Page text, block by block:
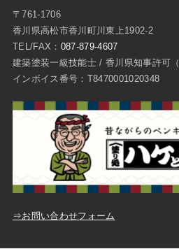
〒761-1706
香川県高松市香川町川東上1902-2
TEL/FAX： 087-879-4607
建築塗装一級技能士 / 香川県知事許可
インボイス番号：T8470001020348
⇒お問い合わせフォーム